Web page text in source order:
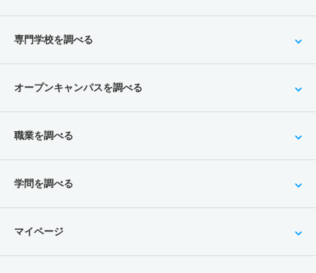
専門学校を調べる
オープンキャンパスを調べる
職業を調べる
学問を調べる
マイページ